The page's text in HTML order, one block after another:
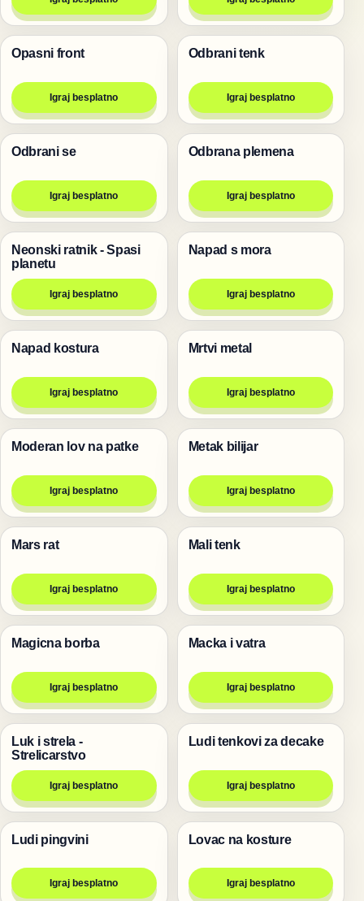
Pucanje
Opasni front
Igraj besplatno
Pucanje
Odbrani tenk
Igraj besplatno
Pucanje
Odbrani se
Igraj besplatno
Pucanje
Odbrana plemena
Igraj besplatno
Pucanje
Neonski ratnik - Spasi
planetu
Igraj besplatno
Pucanje
Napad s mora
Igraj besplatno
Pucanje
Napad kostura
Igraj besplatno
Pucanje
Mrtvi metal
Igraj besplatno
Pucanje
Moderan lov na patke
Igraj besplatno
Pucanje
Metak bilijar
Igraj besplatno
Pucanje
Mars rat
Igraj besplatno
Pucanje
Mali tenk
Igraj besplatno
Pucanje
Magicna borba
Igraj besplatno
Pucanje
Macka i vatra
Igraj besplatno
Pucanje
Luk i strela -
Strelicarstvo
Igraj besplatno
Pucanje
Ludi tenkovi za decake
Igraj besplatno
Pucanje
Ludi pingvini
Igraj besplatno
Pucanje
Lovac na kosture
Igraj besplatno